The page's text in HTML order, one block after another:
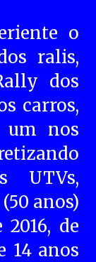
o
ralis,
dos
carros,
um nos
UTVs,
anos)
de
14 anos